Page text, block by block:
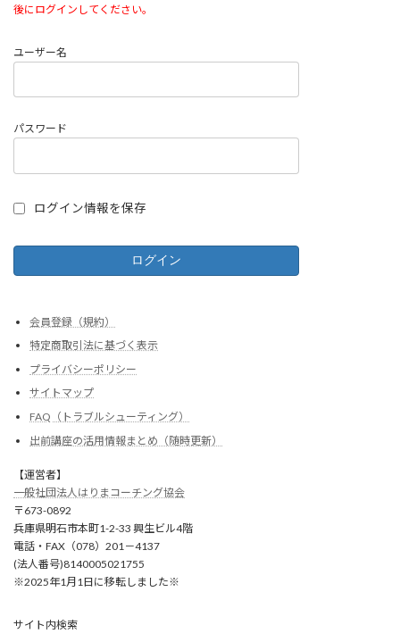
後にログインしてください。
ユーザー名
パスワード
ログイン情報を保存
会員登録（規約）
特定商取引法に基づく表示
プライバシーポリシー
サイトマップ
FAQ（トラブルシューティング）
出前講座の活用情報まとめ（随時更新）
【運営者】
一般社団法人はりまコーチング協会
〒673-0892
兵庫県明石市本町1-2-33 興生ビル4階
電話・FAX（078）201－4137
(法人番号)8140005021755
※2025年1月1日に移転しました※
サイト内検索